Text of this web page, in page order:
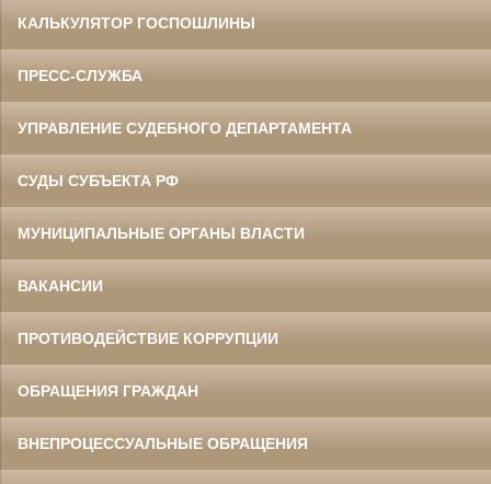
КАЛЬКУЛЯТОР ГОСПОШЛИНЫ
ПРЕСС-СЛУЖБА
УПРАВЛЕНИЕ СУДЕБНОГО ДЕПАРТАМЕНТА
СУДЫ СУБЪЕКТА РФ
МУНИЦИПАЛЬНЫЕ ОРГАНЫ ВЛАСТИ
ВАКАНСИИ
ПРОТИВОДЕЙСТВИЕ КОРРУПЦИИ
ОБРАЩЕНИЯ ГРАЖДАН
ВНЕПРОЦЕССУАЛЬНЫЕ ОБРАЩЕНИЯ